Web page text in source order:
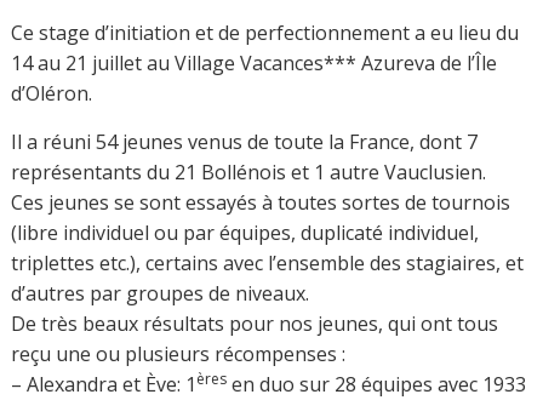
Ce stage d’initiation et de perfectionnement a eu lieu du
14 au 21 juillet au Village Vacances*** Azureva de l’Île
d’Oléron.
Il a réuni 54 jeunes venus de toute la France, dont 7
représentants du 21 Bollénois et 1 autre Vauclusien.
Ces jeunes se sont essayés à toutes sortes de tournois
(libre individuel ou par équipes, duplicaté individuel,
triplettes etc.), certains avec l’ensemble des stagiaires, et
d’autres par groupes de niveaux.
De très beaux résultats pour nos jeunes, qui ont tous
reçu une ou plusieurs récompenses :
– Alexandra et Ève: 1 èresen duo sur 28 équipes avec 1933